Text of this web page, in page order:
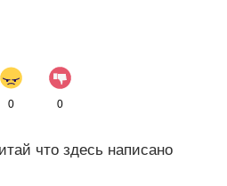
0 0
что здесь написано